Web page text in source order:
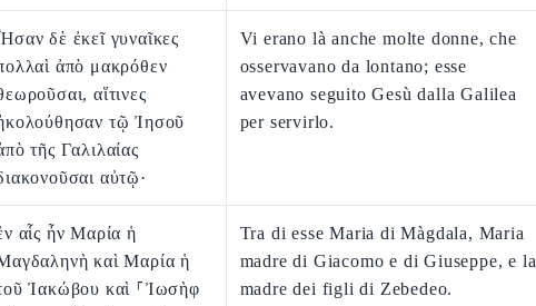
δὲ ἐκεῖ γυναῖκες
ἀπὸ μακρόθεν
αἵτινες
τῷ Ἰησοῦ
τῆς Γαλιλαίας
αὐτῷ·
Vi erano là anche molte donne, che
osservavano da lontano; esse
avevano seguito Gesù dalla Galilea
per servirlo.
αἷς ἦν Μαρία ἡ
καὶ Μαρία ἡ
Ἰακώβου καὶ ⸀Ἰωσὴφ
Tra di esse Maria di Màgdala, Maria
madre di Giacomo e di Giuseppe, e la
madre dei figli di Zebedeo.